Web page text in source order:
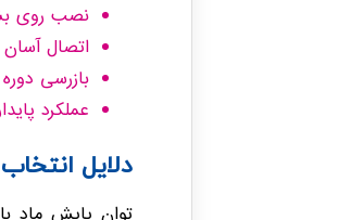
نصب روی
اتصال آسان
بازرسی
عملکرد
دلایل